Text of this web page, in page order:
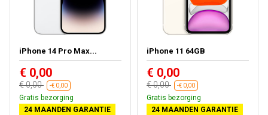
iPhone 14 Pro Max...
€ 0,00
€ 0,00 -€ 0,00
Gratis bezorging
24 MAANDEN GARANTIE
iPhone 11 64GB
€ 0,00
€ 0,00 -€ 0,00
Gratis bezorging
24 MAANDEN GARANTIE